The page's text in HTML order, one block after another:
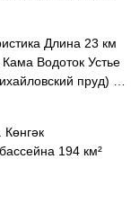
Длина 23 км
Водоток Устье
пруд) …
194 км²